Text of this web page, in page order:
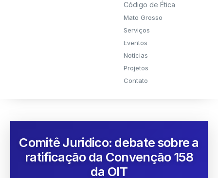
Código de Ética
Mato Grosso
Serviços
Eventos
Notícias
Projetos
Contato
Comitê Juridico: debate sobre a
ratificação da Convenção 158
da OIT